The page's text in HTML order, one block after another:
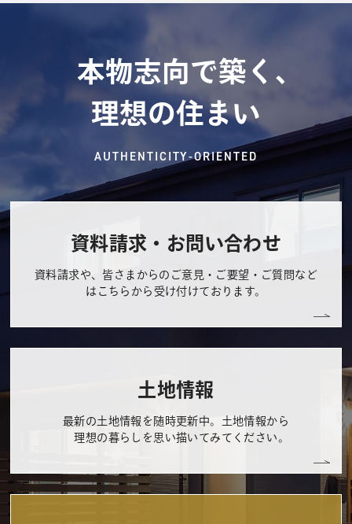
本物志向で築く、
理想の住まい
AUTHENTICITY-ORIENTED
資料請求・お問い合わせ
資料請求や、皆さまからのご意見・ご要望・ご質問など
はこちらから受け付けております。
土地情報
最新の土地情報を随時更新中。土地情報から
理想の暮らしを思い描いてみてください。